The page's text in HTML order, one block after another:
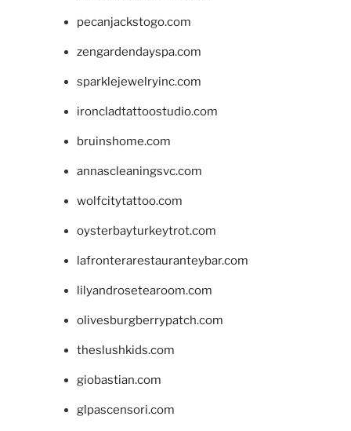
pecanjackstogo.com
zengardendayspa.com
sparklejewelryinc.com
ironcladtattoostudio.com
bruinshome.com
annascleaningsvc.com
wolfcitytattoo.com
oysterbayturkeytrot.com
lafronterarestauranteybar.com
lilyandrosetearoom.com
olivesburgberrypatch.com
theslushkids.com
giobastian.com
glpascensori.com